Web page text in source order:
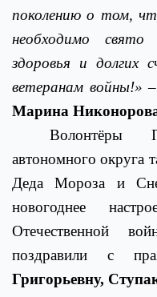
поколению о том,
необходимо
здоровья и долгих
ветеранам войны!»
Марина
Волонтёры
автономного округа
Деда Мороза и
новогоднее
Отечественной
поздравили с
Григорьевну,